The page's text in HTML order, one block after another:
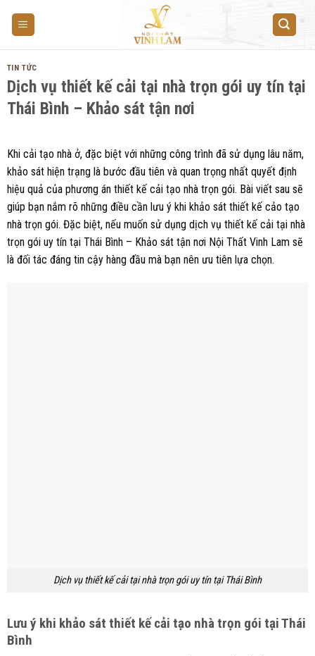
TIN TỨC
Dịch vụ thiết kế cải tại nhà trọn gói uy tín tại
Thái Bình – Khảo sát tận nơi
Khi cải tạo nhà ở, đặc biệt với những công trình đã sử dụng lâu năm,
khảo sát hiện trạng là bước đầu tiên và quan trọng nhất quyết định
hiệu quả của phương án thiết kế cải tạo nhà trọn gói. Bài viết sau sẽ
giúp bạn nắm rõ những điều cần lưu ý khi khảo sát thiết kế cảo tạo
nhà trọn gói. Đặc biệt, nếu muốn sử dụng dịch vụ thiết kế cải tại nhà
trọn gói uy tín tại Thái Bình – Khảo sát tận nơi Nội Thất Vinh Lam sẽ
là đối tác đáng tin cậy hàng đầu mà bạn nên ưu tiên lựa chọn.
Dịch vụ thiết kế cải tại nhà trọn gói uy tín tại Thái Bình
Lưu ý khi khảo sát thiết kế cải tạo nhà trọn gói tại Thái
Bình